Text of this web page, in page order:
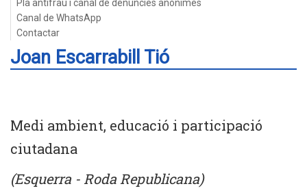
Pla antifrau i canal de denúncies anònimes
Canal de WhatsApp
Contactar
Joan Escarrabill Tió
Medi ambient, educació i participació
ciutadana
(Esquerra - Roda Republicana)